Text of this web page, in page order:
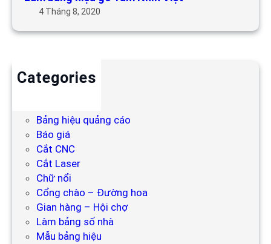
4 Tháng 8, 2020
Categories
Bảng hiệu quảng cáo
Báo giá
Cắt CNC
Cắt Laser
Chữ nổi
Cổng chào – Đường hoa
Gian hàng – Hội chợ
Làm bảng số nhà
Mẫu bảng hiệu